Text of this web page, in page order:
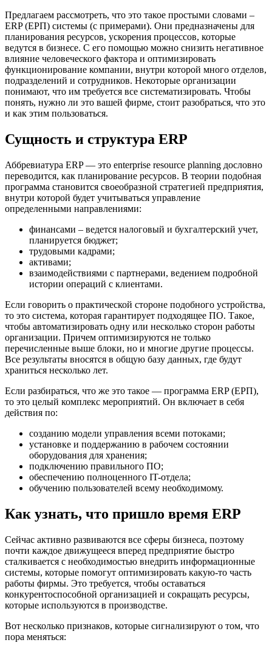
Предлагаем рассмотреть, что это такое простыми словами –
ERP (ЕРП) системы (с примерами). Они предназначены для
планирования ресурсов, ускорения процессов, которые
ведутся в бизнесе. С его помощью можно снизить негативное
влияние человеческого фактора и оптимизировать
функционирование компании, внутри которой много отделов,
подразделений и сотрудников. Некоторые организации
понимают, что им требуется все систематизировать. Чтобы
понять, нужно ли это вашей фирме, стоит разобраться, что это
и как этим пользоваться.
Сущность и структура ERP
Аббревиатура ERP — это enterprise resource planning дословно
переводится, как планирование ресурсов. В теории подобная
программа становится своеобразной стратегией предприятия,
внутри которой будет учитываться управление
определенными направлениями:
финансами – ведется налоговый и бухгалтерский учет,
планируется бюджет;
трудовыми кадрами;
активами;
взаимодействиями с партнерами, ведением подробной
истории операций с клиентами.
Если говорить о практической стороне подобного устройства,
то это система, которая гарантирует подходящее ПО. Такое,
чтобы автоматизировать одну или несколько сторон работы
организации. Причем оптимизируются не только
перечисленные выше блоки, но и многие другие процессы.
Все результаты вносятся в общую базу данных, где будут
храниться несколько лет.
Если разбираться, что же это такое — программа ERP (ЕРП),
то это целый комплекс мероприятий. Он включает в себя
действия по:
созданию модели управления всеми потоками;
установке и поддержанию в рабочем состоянии
оборудования для хранения;
подключению правильного ПО;
обеспечению полноценного IT-отдела;
обучению пользователей всему необходимому.
Как узнать, что пришло время ERP
Сейчас активно развиваются все сферы бизнеса, поэтому
почти каждое движущееся вперед предприятие быстро
сталкивается с необходимостью внедрить информационные
системы, которые помогут оптимизировать какую-то часть
работы фирмы. Это требуется, чтобы оставаться
конкурентоспособной организацией и сокращать ресурсы,
которые используются в производстве.
Вот несколько признаков, которые сигнализируют о том, что
пора меняться: